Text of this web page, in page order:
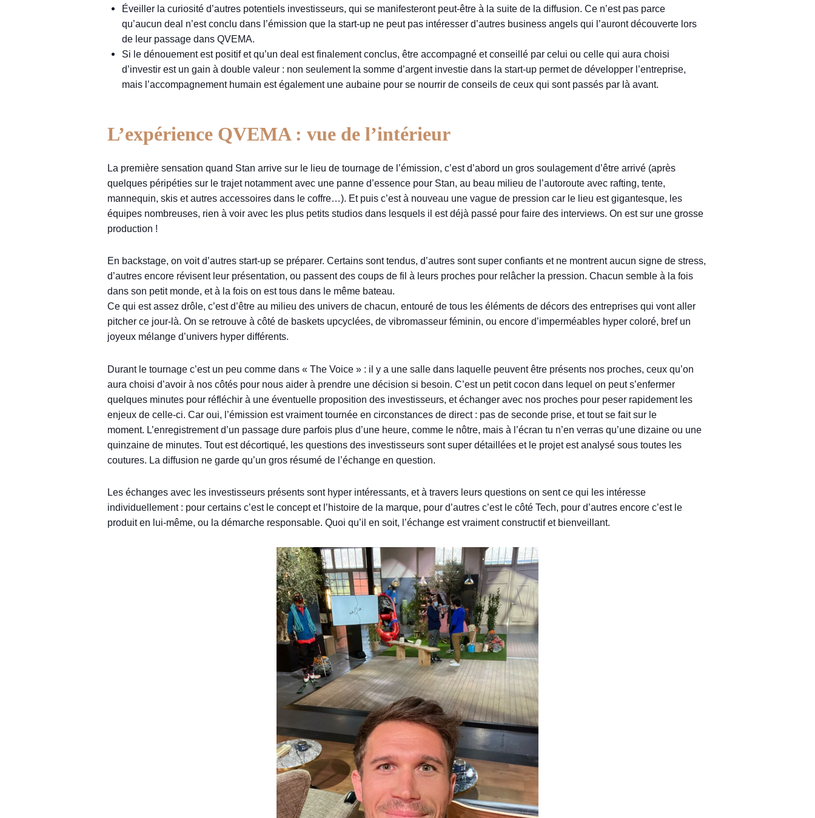
Éveiller la curiosité d’autres potentiels investisseurs, qui se manifesteront peut-être à la suite de la diffusion. Ce n’est pas parce
qu’aucun deal n’est conclu dans l’émission que la start-up ne peut pas intéresser d’autres business angels qui l’auront découverte lors
de leur passage dans QVEMA.
Si le dénouement est positif et qu’un deal est finalement conclus, être accompagné et conseillé par celui ou celle qui aura choisi
d’investir est un gain à double valeur : non seulement la somme d’argent investie dans la start-up permet de développer l’entreprise,
mais l’accompagnement humain est également une aubaine pour se nourrir de conseils de ceux qui sont passés par là avant.
L’expérience QVEMA : vue de l’intérieur
La première sensation quand Stan arrive sur le lieu de tournage de l’émission, c’est d’abord un gros soulagement d’être arrivé (après
quelques péripéties sur le trajet notamment avec une panne d’essence pour Stan, au beau milieu de l’autoroute avec rafting, tente,
mannequin, skis et autres accessoires dans le coffre…). Et puis c’est à nouveau une vague de pression car le lieu est gigantesque, les
équipes nombreuses, rien à voir avec les plus petits studios dans lesquels il est déjà passé pour faire des interviews. On est sur une grosse
production !
En backstage, on voit d’autres start-up se préparer. Certains sont tendus, d’autres sont super confiants et ne montrent aucun signe de stress,
d’autres encore révisent leur présentation, ou passent des coups de fil à leurs proches pour relâcher la pression. Chacun semble à la fois
dans son petit monde, et à la fois on est tous dans le même bateau.
Ce qui est assez drôle, c’est d’être au milieu des univers de chacun, entouré de tous les éléments de décors des entreprises qui vont aller
pitcher ce jour-là. On se retrouve à côté de baskets upcyclées, de vibromasseur féminin, ou encore d’imperméables hyper coloré, bref un
joyeux mélange d’univers hyper différents.
Durant le tournage c’est un peu comme dans « The Voice » : il y a une salle dans laquelle peuvent être présents nos proches, ceux qu’on
aura choisi d’avoir à nos côtés pour nous aider à prendre une décision si besoin. C’est un petit cocon dans lequel on peut s’enfermer
quelques minutes pour réfléchir à une éventuelle proposition des investisseurs, et échanger avec nos proches pour peser rapidement les
enjeux de celle-ci. Car oui, l’émission est vraiment tournée en circonstances de direct : pas de seconde prise, et tout se fait sur le
moment. L’enregistrement d’un passage dure parfois plus d’une heure, comme le nôtre, mais à l’écran tu n’en verras qu’une dizaine ou une
quinzaine de minutes. Tout est décortiqué, les questions des investisseurs sont super détaillées et le projet est analysé sous toutes les
coutures. La diffusion ne garde qu’un gros résumé de l’échange en question.
Les échanges avec les investisseurs présents sont hyper intéressants, et à travers leurs questions on sent ce qui les intéresse
individuellement : pour certains c’est le concept et l’histoire de la marque, pour d’autres c’est le côté Tech, pour d’autres encore c’est le
produit en lui-même, ou la démarche responsable. Quoi qu’il en soit, l’échange est vraiment constructif et bienveillant.